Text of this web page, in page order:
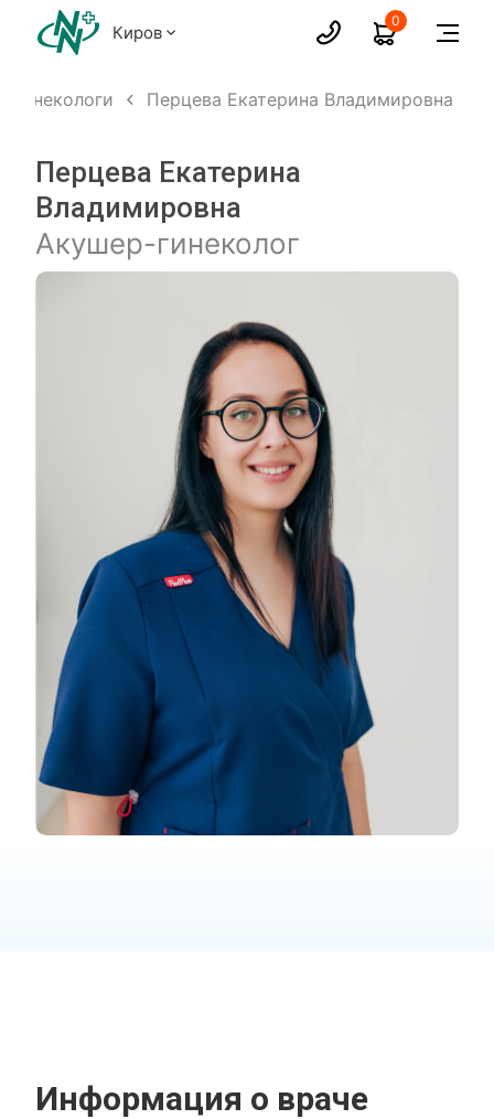
Киров
0
гинекологи Перцева Екатерина Владимировна
Перцева Екатерина
Владимировна
Акушер-гинеколог
Информация о враче